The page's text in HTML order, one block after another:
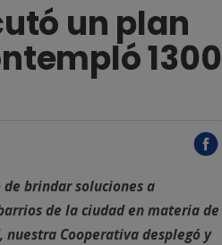
un plan
brindar soluciones a
de la ciudad en materia de
Cooperativa desplegó y